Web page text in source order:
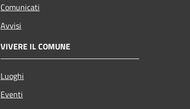
Comunicati
Avvisi
VIVERE IL COMUNE
Luoghi
Eventi